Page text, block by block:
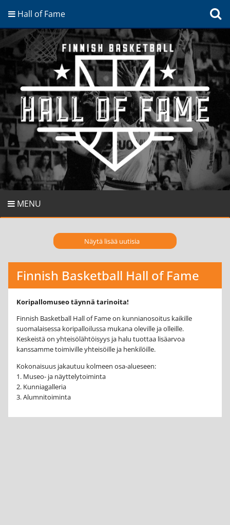
Hall of Fame
MENU
Näytä lisää uutisia
Finnish Basketball Hall of Fame
Koripallomuseo täynnä tarinoita!
Finnish Basketball Hall of Fame on kunnianosoitus kaikille
suomalaisessa koripalloilussa mukana oleville ja olleille.
Keskeistä on yhteisölähtöisyys ja halu tuottaa lisäarvoa
kanssamme toimiville yhteisöille ja henkilöille.
Kokonaisuus jakautuu kolmeen osa-alueseen:
1. Museo- ja näyttelytoiminta
2. Kunniagalleria
3. Alumnitoiminta